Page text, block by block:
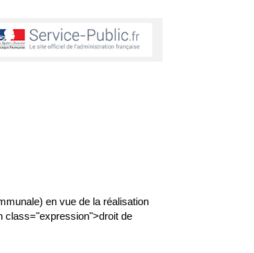
en vue de la réalisation
class="expression">droit de